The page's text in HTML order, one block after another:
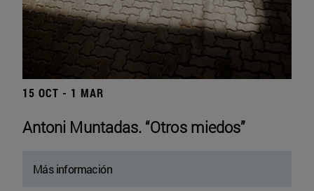
15 OCT - 1 MAR
Antoni Muntadas. “Otros miedos”
Más información